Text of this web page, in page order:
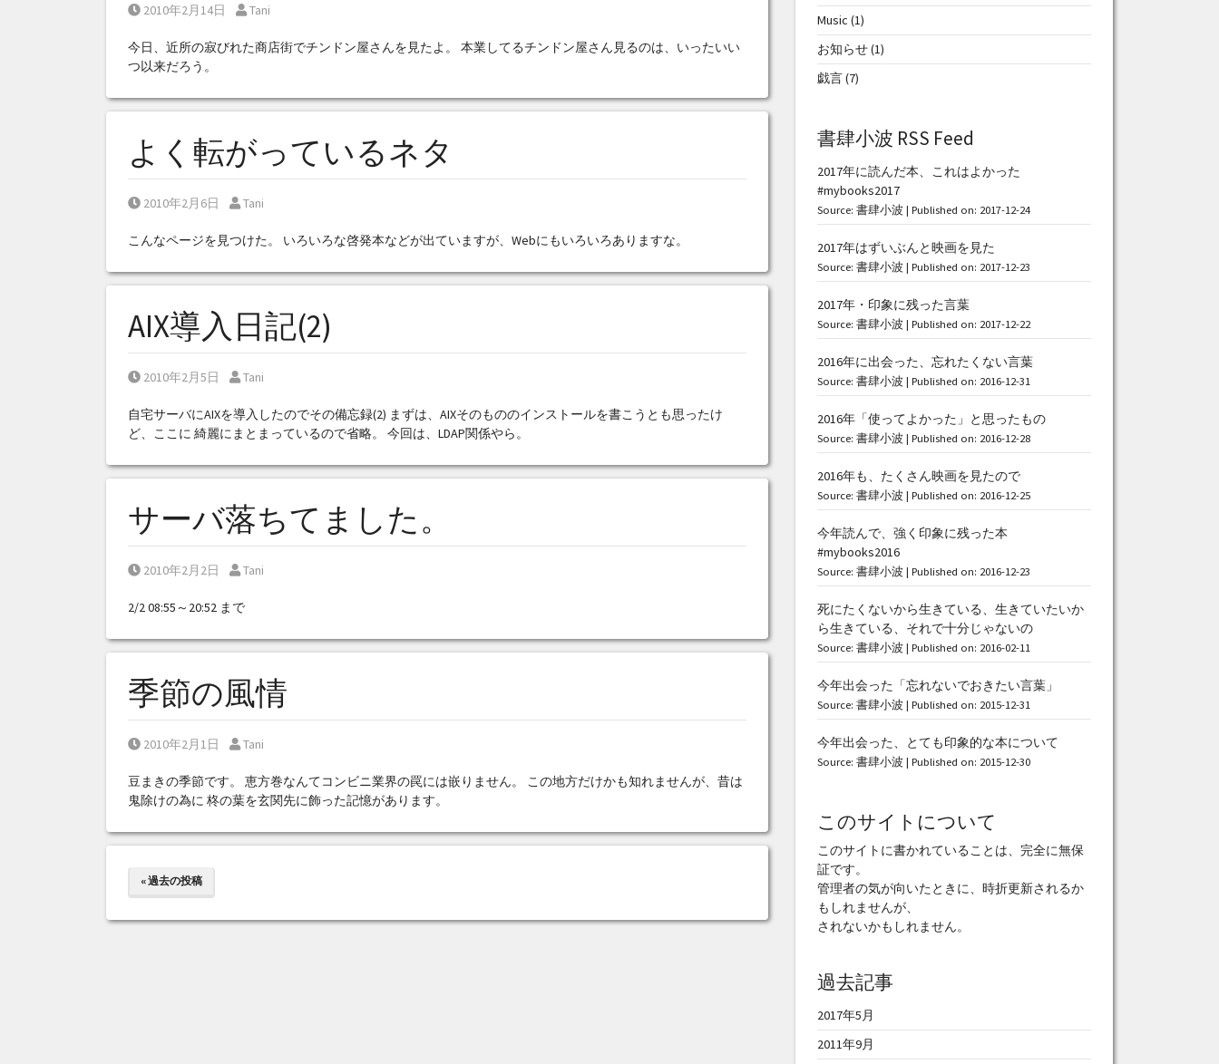
Posted on
2010年2月14日 Posted by
Tani
今日、近所の寂びれた商店街でチンドン屋さんを見たよ。 本業してるチンドン屋さん見るのは、いったいい
つ以来だろう。
よく転がっているネタ
Posted on
2010年2月6日 Posted by
Tani
こんなページを見つけた。 いろいろな啓発本などが出ていますが、Webにもいろいろありますな。
AIX導入日記(2)
Posted on
2010年2月5日 Posted by
Tani
自宅サーバにAIXを導入したのでその備忘録(2) まずは、AIXそのもののインストールを書こうとも思ったけ
ど、ここに 綺麗にまとまっているので省略。 今回は、LDAP関係やら。
サーバ落ちてました。
Posted on
2010年2月2日 Posted by
Tani
2/2 08:55～20:52 まで
季節の風情
Posted on
2010年2月1日 Posted by
Tani
豆まきの季節です。 恵方巻なんてコンビニ業界の罠には嵌りません。 この地方だけかも知れませんが、昔は
鬼除けの為に 柊の葉を玄関先に飾った記憶があります。
« 過去の投稿
Music (1)
お知らせ(1)
戯言(7)
書肆小波 RSS Feed
2017年に読んだ本、これはよかった
#mybooks2017
Source: 書肆小波 Published on: 2017-12-24
2017年はずいぶんと映画を見た
Source: 書肆小波 Published on: 2017-12-23
2017年・印象に残った言葉
Source: 書肆小波 Published on: 2017-12-22
2016年に出会った、忘れたくない言葉
Source: 書肆小波 Published on: 2016-12-31
2016年「使ってよかった」と思ったもの
Source: 書肆小波 Published on: 2016-12-28
2016年も、たくさん映画を見たので
Source: 書肆小波 Published on: 2016-12-25
今年読んで、強く印象に残った本
#mybooks2016
Source: 書肆小波 Published on: 2016-12-23
死にたくないから生きている、生きていたいか
ら生きている、それで十分じゃないの
Source: 書肆小波 Published on: 2016-02-11
今年出会った「忘れないでおきたい言葉」
Source: 書肆小波 Published on: 2015-12-31
今年出会った、とても印象的な本について
Source: 書肆小波 Published on: 2015-12-30
このサイトについて
このサイトに書かれていることは、完全に無保
証です。
管理者の気が向いたときに、時折更新されるか
もしれませんが、
されないかもしれません。
過去記事
2017年5月
2011年9月